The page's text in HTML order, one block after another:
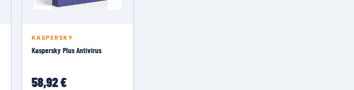
KASPERSKY
Kaspersky Plus Antivirus
58,92 €